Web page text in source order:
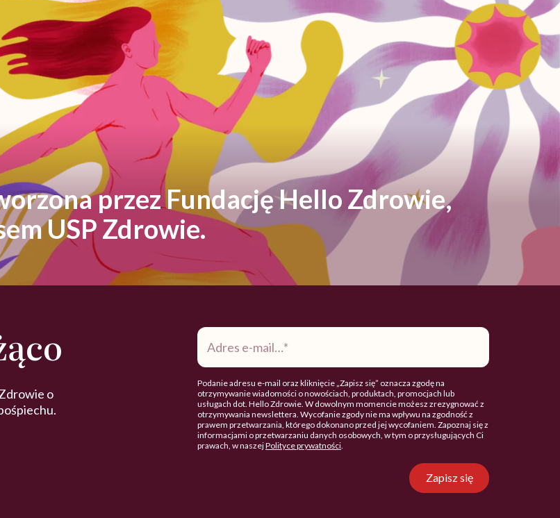
przez Fundację Hello Zdrowie,
USP Zdrowie.
o
Adres
mail*
Podanie adresu e-mail oraz kliknięcie „Zapisz się” oznacza zgodę na
otrzymywanie wiadomości o nowościach, produktach, promocjach lub
usługach dot. Hello Zdrowie. W dowolnym momencie możesz zrezygnować z
otrzymywania newslettera. Wycofanie zgody nie ma wpływu na zgodność z
prawem przetwarzania, którego dokonano przed jej wycofaniem. Zapoznaj się z
informacjami o przetwarzaniu danych osobowych, w tym o przysługujących Ci
prawach, w naszejPolityce prywatności
Zapisz się